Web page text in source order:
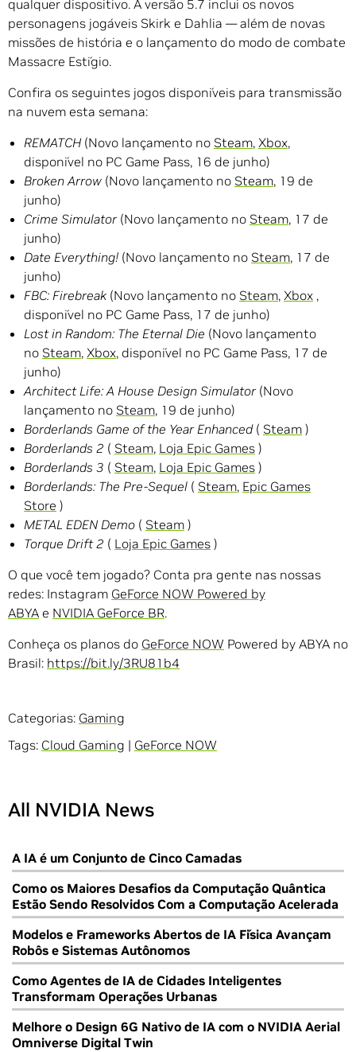
qualquer dispositivo. A versão 5.7 inclui os novos
personagens jogáveis ​​Skirk e Dahlia — além de novas
missões de história e o lançamento do modo de combate
Massacre Estígio.
Confira os seguintes jogos disponíveis para transmissão
na nuvem esta semana:
REMATCH (Novo lançamento no Steam, Xbox,
disponível no PC Game Pass, 16 de junho)
Broken Arrow (Novo lançamento no Steam, 19 de
junho)
Crime Simulator(Novo lançamento no Steam, 17 de
junho)
Date Everything! (Novo lançamento no Steam, 17 de
junho)
FBC: Firebreak (Novo lançamento no Steam, Xbox ,
disponível no PC Game Pass, 17 de junho)
Lost in Random: The Eternal Die (Novo lançamento
no Steam, Xbox, disponível no PC Game Pass, 17 de
junho)
Architect Life: A House Design Simulator(Novo
lançamento no Steam, 19 de junho)
Borderlands Game of the Year Enhanced( Steam )
Borderlands 2 ( Steam, Loja Epic Games )
Borderlands 3 ( Steam, Loja Epic Games )
Borderlands: The Pre-Sequel ( Steam, Epic Games
Store )
METAL EDEN Demo ( Steam )
Torque Drift 2 ( Loja Epic Games )
O que você tem jogado? Conta pra gente nas nossas
redes: Instagram GeForce NOW Powered by
ABYA e NVIDIA GeForce BR.
Conheça os planos do GeForce NOW Powered by ABYA no
Brasil: https://bit.ly/3RU81b4
Categorias: Gaming
Tags: Cloud Gaming | GeForce NOW
All NVIDIA News
A IA é um Conjunto de Cinco Camadas
Como os Maiores Desafios da Computação Quântica
Estão Sendo Resolvidos Com a Computação Acelerada
Modelos e Frameworks Abertos de IA Física Avançam
Robôs e Sistemas Autônomos
Como Agentes de IA de Cidades Inteligentes
Transformam Operações Urbanas
Melhore o Design 6G Nativo de IA com o NVIDIA Aerial
Omniverse Digital Twin